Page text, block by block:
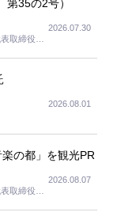
35の2号）
取締役社
2026.07.30
2026.08.01
の都」を観光PR
取締役社
2026.08.07